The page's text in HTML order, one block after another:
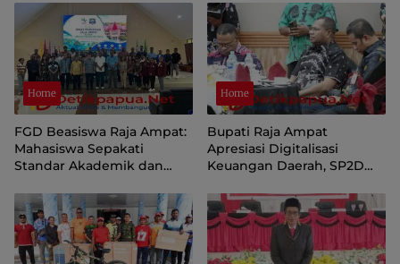
Home
FGD Beasiswa Raja Ampat:
Mahasiswa Sepakati
Standar Akademik dan
Home
Bupati Raja Ampat
Apresiasi Digitalisasi
Keuangan Daerah, SP2D
Perkuat Tata Kelola APBD